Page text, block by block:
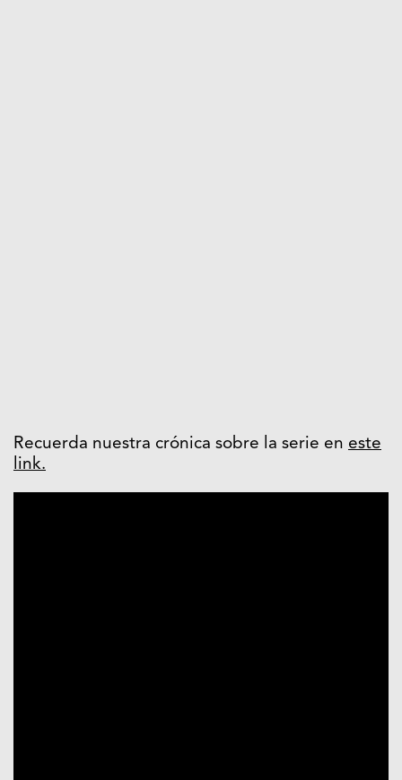
Recuerda nuestra crónica sobre la serie en este
link.